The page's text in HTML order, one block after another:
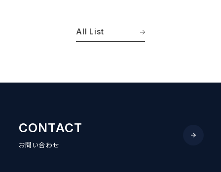
All List
CONTACT
お問い合わせ